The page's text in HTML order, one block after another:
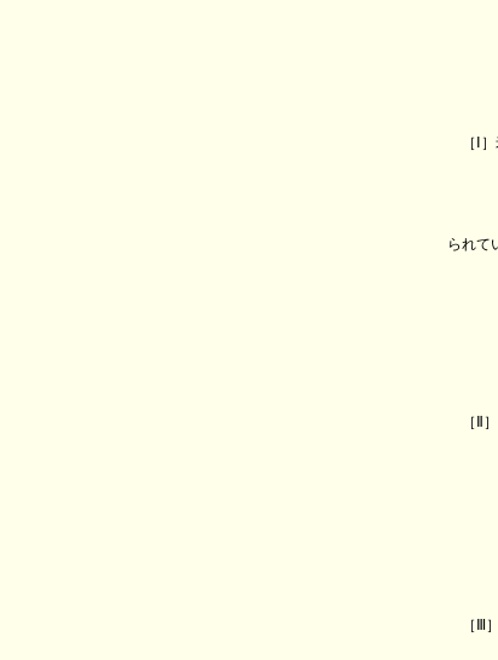
○［
［Ⅰ］
（１
医
（２
られて
（３
（４
（５
（６
（７
（８
［Ⅱ］
（１
（２
（３
（４
（５
（６
原
［Ⅲ］
（１